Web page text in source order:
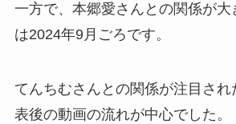
一方で、本郷愛さんとの関係が
は2024年9月ごろです。
てんちむさんとの関係が注目され
表後の動画の流れが中心でした。